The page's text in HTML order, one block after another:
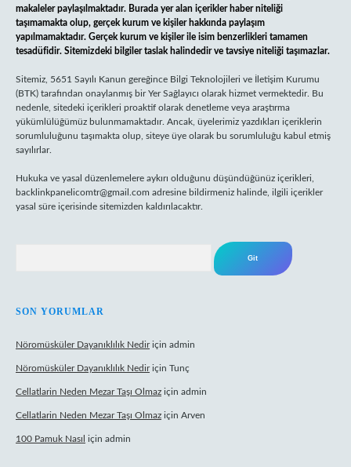
makaleler paylaşılmaktadır. Burada yer alan içerikler haber niteliği
taşımamakta olup, gerçek kurum ve kişiler hakkında paylaşım
yapılmamaktadır. Gerçek kurum ve kişiler ile isim benzerlikleri tamamen
tesadüfidir. Sitemizdeki bilgiler taslak halindedir ve tavsiye niteliği taşımazlar.
Sitemiz, 5651 Sayılı Kanun gereğince Bilgi Teknolojileri ve İletişim Kurumu
(BTK) tarafından onaylanmış bir Yer Sağlayıcı olarak hizmet vermektedir. Bu
nedenle, sitedeki içerikleri proaktif olarak denetleme veya araştırma
yükümlülüğümüz bulunmamaktadır. Ancak, üyelerimiz yazdıkları içeriklerin
sorumluluğunu taşımakta olup, siteye üye olarak bu sorumluluğu kabul etmiş
sayılırlar.
Hukuka ve yasal düzenlemelere aykırı olduğunu düşündüğünüz içerikleri,
backlinkpanelicomtr@gmail.com adresine bildirmeniz halinde, ilgili içerikler
yasal süre içerisinde sitemizden kaldırılacaktır.
SON YORUMLAR
Nöromüsküler Dayanıklılık Nediriçin admin
Nöromüsküler Dayanıklılık Nediriçin Tunç
Cellatlarin Neden Mezar Taşı Olmaz için admin
Cellatlarin Neden Mezar Taşı Olmaz için Arven
100 Pamuk Nasıl için admin